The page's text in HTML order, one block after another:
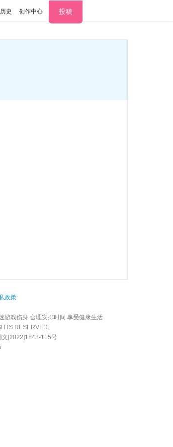
历史 创作中心 投稿
政策
游戏伤身 合理安排时间 享受健康生活
RESERVED.
文[2022]1848-115号